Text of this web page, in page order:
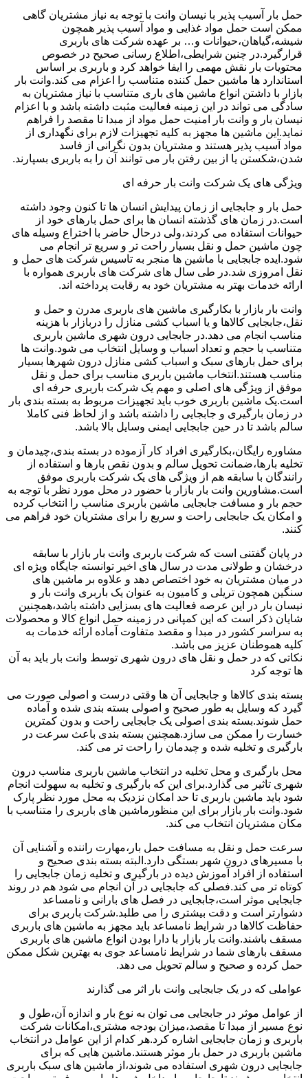
حمل بار آسیب پذیر با نیسان وانت با توجه به نیاز مشتریان گاهی
ممکن است حمل مواد غذایی و مواد آسیب پذیر همچون
شیشه،گیاهان،حیوانات و… بر عهده شرکت های باربری
قرارگیرد.در چنین شرایطی،اطلاع رسانی صحیح در خصوص
محتویات بار نقش مهمی را ایفا خواهد کرد و باربری بر اساس
استاندارد ها ماشین حمل کننده متناسب را اعزام می کند.وانت بار
بازار با داشتن انواع ماشین های باری متناسب با نیاز مشتریان به
سادگی می تواند در این زمینه فعالیت مثبت داشته باشد و با اعزام
نیسان بار و وانت بار امنیت حمل مواد از مبدا تا مقصد را فراهم
نماید.این ماشین ها مجهز به کلیه تجهیزات لازم برای نگهداری از
مواد آسیب پذیر هستند و مشتریان بدون نگرانی از فاسد
شدن،شکستن یا از بین رفتن بار می توانند آن را به باربری بسپارند.
ویژگی های یک شرکت وانت بار حرفه ای
حمل بار و جابجایی از زمان پیدایش انسان ها تا کنون وجود داشته
است.در زمان های گذشته انسان ها برای حمل بارهای خود از
حیوانات استفاده می کردند،ولی درحال حاضر با اختراع وسیله های
چون ماشین حمل و نقل بسیار راحت تر و سریع تر انجام می
شود.ایده جابجایی با ماشین ها منجر به تاسیس شرکت های حمل و
نقل امروزی شد.در طی سال های شرکت های باربری همواره با
ارائه خدمات بهتر به مشتریان خود به رقابت پرداخته اند.
وانت بار بازار با بکارگیری ماشین های باربری مدرن و حمل و
نقل،جابجایی کالاها و یا اسباب کشی منازل را دربازار با هزینه
مناسب انجام می دهد.در جابجایی درون شهری ماشین باربری
متناسب با حجم و تعداد اسباب و وسایل انتخاب می شود.وانت ها
برای حمل بارهای سبک و اسباب کشی منازل درون شهرها بسیار
مناسب هستند.انتخاب ماشین باربری مناسب برای حمل و نقل
موفق از ویژگی های اصلی و مهم یک شرکت باربری حرفه ای
است.یک ماشین باربری خوب باید تجهیزات مربوط به بسته بندی بار
در زمان بارگیری و جابجایی را داشته باشد و از لحاظ فنی کاملا
سالم باشد تا در حین جابجایی ایمنی وسایل بالا باشد.
مشاوره رایگان،بکارگیری افراد کار آزموده در بسته بندی،چیدمان و
تخلیه بارها،ضمانت تحویل سالم و بدون نقص بارها و استفاده از
رانندگان با سابقه هم از ویژگی های یک شرکت باربری موفق
است.مشاورین وانت بار بازار با حضور در محل مورد نظر با توجه به
حجم بار و مسافت جابجایی ماشین باربری مناسب را انتخاب کرده
و امکان یک جابجایی راحت و سریع را برای مشتریان خود فراهم می
کنند.
در پایان گفتنی است که شرکت باربری وانت بار بازار با سابقه
درخشان و طولانی مدت در سال های اخیر توانسته جایگاه ویژه ای
در میان مشتریان به خود اختصاص دهد و علاوه بر ماشین های
سنگین همچون تریلی و کامیون به عنوان یک باربری وانت بار و
نیسان بار در این عرصه فعالیت های بسزایی داشته باشد،همچنین
شایان ذکر است که این کمپانی در زمینه حمل انواع کالا و محصولات
به سراسر کشور در مبدا و مقصد متفاوت آماده ارائه خدمات به
کلیه هموطنان عزیز می باشد.
نکاتی که در حمل و نقل های درون شهری توسط وانت بار باید به آن
ها توجه کرد
بسته بندی کالاها و جابجایی آن ها وقتی درست و اصولی صورت می
گیرد که وسایل به طور صحیح و اصولی بسته بندی شده و آماده
حمل شوند.بسته بندی اصولی یک جابجایی راحت و بدون کمترین
خسارت را ممکن می سازد.همچنین بسته بندی باعث سرعت در
بارگیری و تخلیه شده و چیدمان را راحت تر می کند.
محل بارگیری و محل تخلیه در انتخاب ماشین باربری مناسب درون
شهری تاثیر می گذارد.برای این که بارگیری و تخلیه به سهولت انجام
شود باید ماشین باربری تا حد امکان نزدیک به محل مورد نظر پارک
شود.وانت بار بازار برای این منظورماشین های باربری را متناسب با
مکان مشتریان انتخاب می کند.
سرعت حمل و نقل به مسافت حمل بار،مهارت راننده و آشنایی آن
با مسیرهای درون شهر بستگی دارد.البته بسته بندی صحیح و
استفاده از افراد آموزش دیده در بارگیری و تخلیه زمان جابجایی را
کوتاه تر می کند.فصلی که جابجایی در آن انجام می شود هم در روند
جابجایی موثر است،جابجایی در فصل های بارانی و نامساعد
دشوارتر است و دقت بیشتری را می طلبد.شرکت باربری برای
حفاظت کالاها در شرایط نامساعد باید مجهز به ماشین های باربری
مسقف باشند.وانت بار بازار با دارا بودن انواع ماشین های باربری
مسقف بارهای شما در شرایط نامساعد جوی به بهترین شکل ممکن
حمل کرده و صحیح و سالم تحویل می دهد.
عواملی که در یک جابجایی وانت بار اثر می گذارند
از عوامل موثر در جابجایی می توان به نوع بار و اندازه آن،طول و
نوع مسیر از مبدا تا مقصد،میزان بودجه مشتری،امکانات شرکت
باربری و زمان جابجایی اشاره کرد.هر کدام از این عوامل در انتخاب
ماشین باربری در حمل بار موثر هستند.ماشین هایی که برای
جابجایی درون شهری استفاده می شوند،از ماشین های سبک باربری